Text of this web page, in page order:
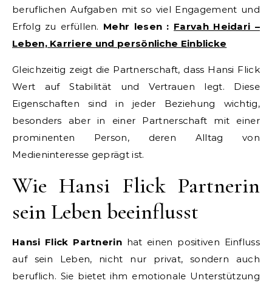
beruflichen Aufgaben mit so viel Engagement und
Erfolg zu erfüllen. Mehr lesen : Farvah Heidari –
Leben, Karriere und persönliche Einblicke
Gleichzeitig zeigt die Partnerschaft, dass Hansi Flick
Wert auf Stabilität und Vertrauen legt. Diese
Eigenschaften sind in jeder Beziehung wichtig,
besonders aber in einer Partnerschaft mit einer
prominenten Person, deren Alltag von
Medieninteresse geprägt ist.
Wie Hansi Flick Partnerin
sein Leben beeinflusst
Hansi Flick Partnerinhat einen positiven Einfluss
auf sein Leben, nicht nur privat, sondern auch
beruflich. Sie bietet ihm emotionale Unterstützung